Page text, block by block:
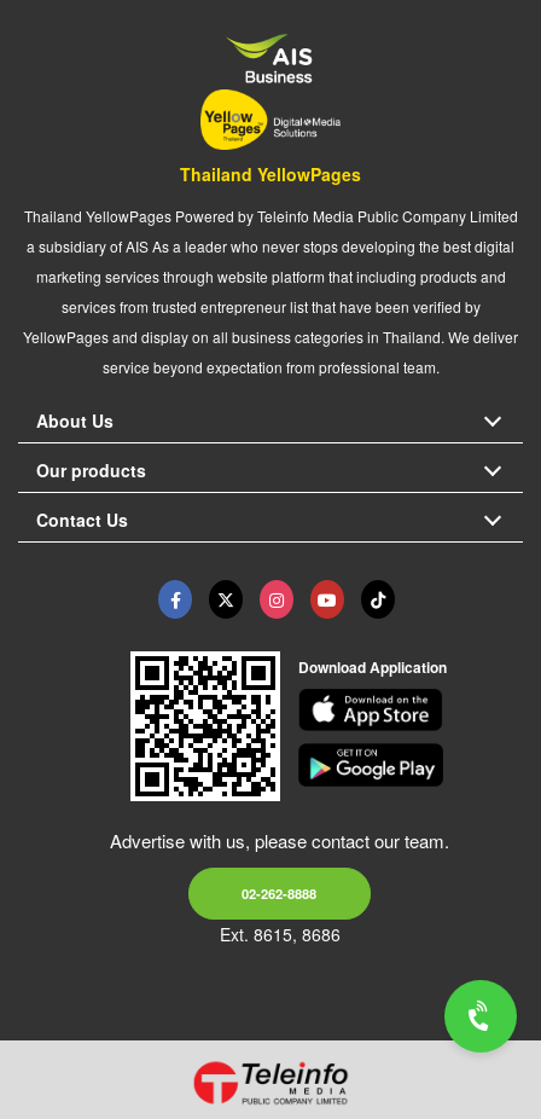
Thailand YellowPages
Thailand YellowPages Powered by Teleinfo Media Public Company Limited
a subsidiary of AIS As a leader who never stops developing the best digital
marketing services through website platform that including products and
services from trusted entrepreneur list that have been verified by
YellowPages and display on all business categories in Thailand. We deliver
service beyond expectation from professional team.
About Us
Our products
Contact Us
Download Application
Advertise with us, please contact our team.
02-262-8888
Ext. 8615, 8686